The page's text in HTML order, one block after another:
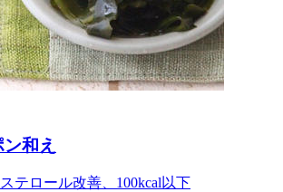
和え
テロール改善、100kcal以下